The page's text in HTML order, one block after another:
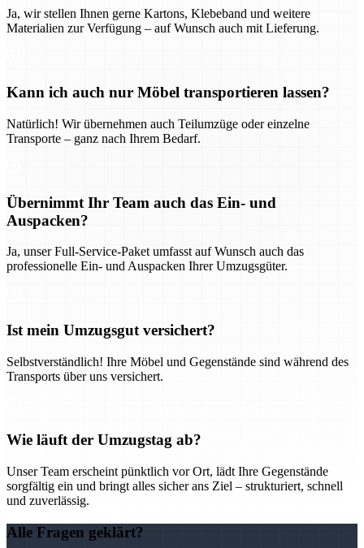
Ja, wir stellen Ihnen gerne Kartons, Klebeband und weitere
Materialien zur Verfügung – auf Wunsch auch mit Lieferung.
Kann ich auch nur Möbel transportieren lassen?
Natürlich! Wir übernehmen auch Teilumzüge oder einzelne
Transporte – ganz nach Ihrem Bedarf.
Übernimmt Ihr Team auch das Ein- und
Auspacken?
Ja, unser Full-Service-Paket umfasst auf Wunsch auch das
professionelle Ein- und Auspacken Ihrer Umzugsgüter.
Ist mein Umzugsgut versichert?
Selbstverständlich! Ihre Möbel und Gegenstände sind während des
Transports über uns versichert.
Wie läuft der Umzugstag ab?
Unser Team erscheint pünktlich vor Ort, lädt Ihre Gegenstände
sorgfältig ein und bringt alles sicher ans Ziel – strukturiert, schnell
und zuverlässig.
Alle Fragen geklärt?